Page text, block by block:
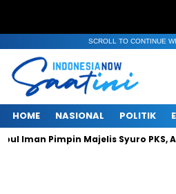
SCROLL TO CONTINUE
HOME NASIONAL POLITIK
Majelis Syuro PKS, Al